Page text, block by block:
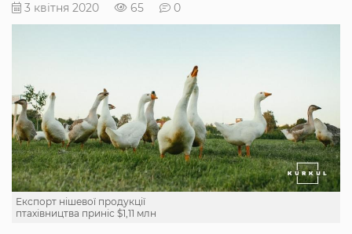
3 квітня 2020 65 0
Експорт нішевої продукції
птахівництва приніс $1,11 млн